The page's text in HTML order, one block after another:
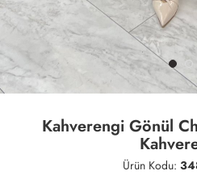
Kahverengi Gönül
Ürün Kodu: